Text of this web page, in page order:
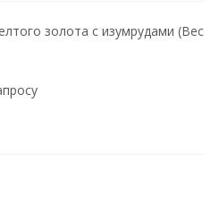
золота с изумрудами (Вес